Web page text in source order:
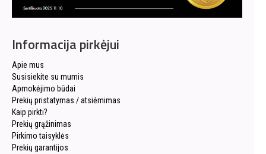
Informacija pirkėjui
Apie mus
Susisiekite su mumis
Apmokėjimo būdai
Prekių pristatymas / atsiėmimas
Kaip pirkti?
Prekių grąžinimas
Pirkimo taisyklės
Prekių garantijos